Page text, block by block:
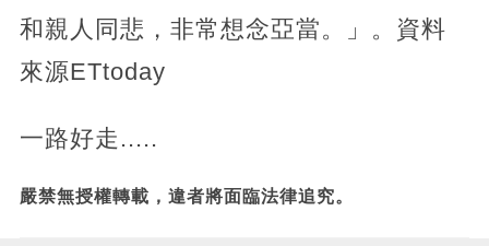
和親人同悲，非常想念亞當。」。資料
來源ETtoday
一路好走.....
嚴禁無授權轉載，違者將面臨法律追究。